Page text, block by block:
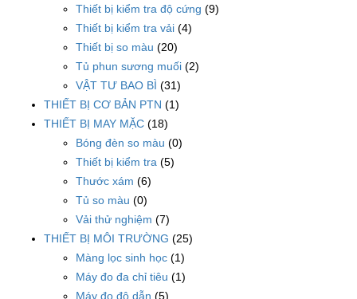
Thiết bị kiểm tra độ cứng (9)
Thiết bị kiểm tra vải (4)
Thiết bị so màu (20)
Tủ phun sương muối (2)
VẬT TƯ BAO BÌ (31)
THIẾT BỊ CƠ BẢN PTN (1)
THIẾT BỊ MAY MẶC (18)
Bóng đèn so màu (0)
Thiết bị kiểm tra (5)
Thước xám (6)
Tủ so màu (0)
Vải thử nghiệm (7)
THIẾT BỊ MÔI TRƯỜNG (25)
Màng lọc sinh học (1)
Máy đo đa chỉ tiêu (1)
Máy đo độ dẫn (5)